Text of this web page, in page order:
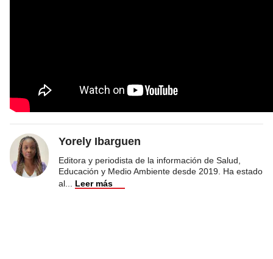
Yorely Ibarguen
Editora y periodista de la información de Salud,
Educación y Medio Ambiente desde 2019. Ha estado
al
Leer más